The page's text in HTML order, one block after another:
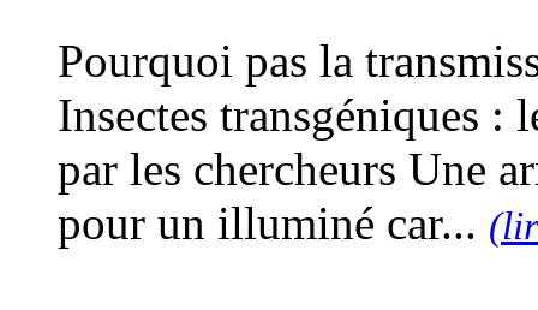
Pourquoi pas la
Insectes transgéniques :
par les chercheurs Une
pour un illuminé car...